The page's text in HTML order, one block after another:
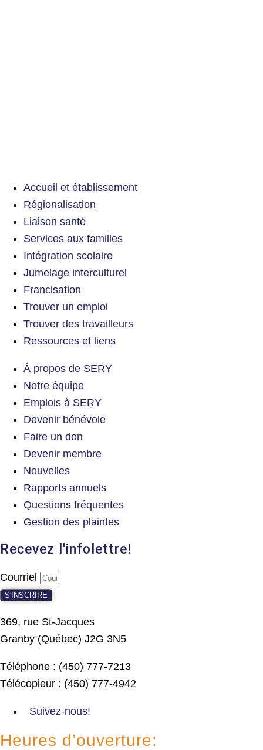
Accueil et établissement
Régionalisation
Liaison santé
Services aux familles
Intégration scolaire
Jumelage interculturel
Francisation
Trouver un emploi
Trouver des travailleurs
Ressources et liens
À propos de SERY
Notre équipe
Emplois à SERY
Devenir bénévole
Faire un don
Devenir membre
Nouvelles
Rapports annuels
Questions fréquentes
Gestion des plaintes
Recevez l'infolettre!
Courriel
S'INSCRIRE
369, rue St-Jacques
Granby (Québec) J2G 3N5
Téléphone : (450) 777-7213
Télécopieur : (450) 777-4942
Suivez-nous!
Heures d’ouverture: